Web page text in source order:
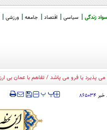
سواد زندگی سیاسی اقتصاد جامعه ورزشی
خبر ۸۶۵۰۳۴ ‍‍‍ پ پ